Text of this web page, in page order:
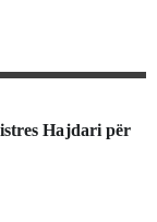
Hajdari për